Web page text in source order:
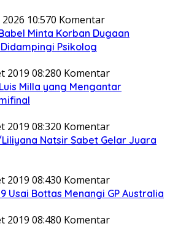
10:570 Komentar
Minta Korban Dugaan
Psikolog
2019 08:280 Komentar
Milla yang Mengantar
2019 08:320 Komentar
Natsir Sabet Gelar Juara
2019 08:430 Komentar
Usai Bottas Menangi GP Australia
2019 08:480 Komentar